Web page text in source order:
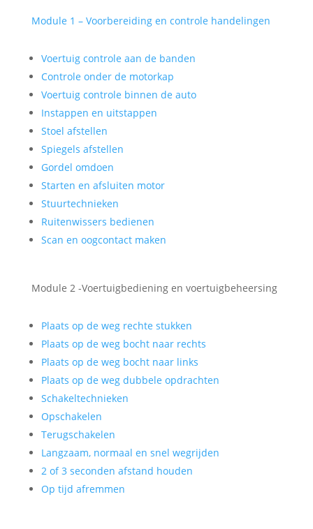
Module 1 – Voorbereiding en controle handelingen
Voertuig controle aan de banden
Controle onder de motorkap
Voertuig controle binnen de auto
Instappen en uitstappen
Stoel afstellen
Spiegels afstellen
Gordel omdoen
Starten en afsluiten motor
Stuurtechnieken
Ruitenwissers bedienen
Scan en oogcontact maken
Module 2 -Voertuigbediening en voertuigbeheersing
Plaats op de weg rechte stukken
Plaats op de weg bocht naar rechts
Plaats op de weg bocht naar links
Plaats op de weg dubbele opdrachten
Schakeltechnieken
Opschakelen
Terugschakelen
Langzaam, normaal en snel wegrijden
2 of 3 seconden afstand houden
Op tijd afremmen